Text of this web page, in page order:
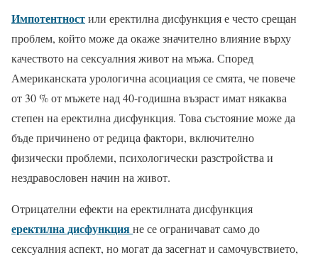
Импотентностили еректилна дисфункция е често срещан
проблем, който може да окаже значително влияние върху
качеството на сексуалния живот на мъжа. Според
Американската урологична асоциация се смята, че повече
от 30 % от мъжете над 40-годишна възраст имат някаква
степен на еректилна дисфункция. Това състояние може да
бъде причинено от редица фактори, включително
физически проблеми, психологически разстройства и
нездравословен начин на живот.
Отрицателни ефекти на еректилната дисфункция
еректилна дисфункцияне се ограничават само до
сексуалния аспект, но могат да засегнат и самочувствието,